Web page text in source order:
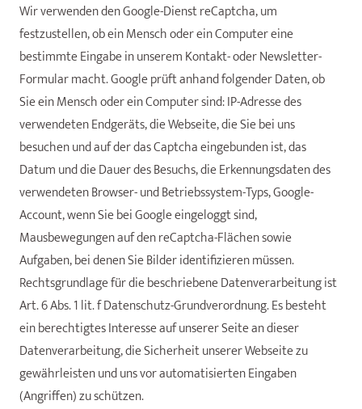
Wir verwenden den Google-Dienst reCaptcha, um
festzustellen, ob ein Mensch oder ein Computer eine
bestimmte Eingabe in unserem Kontakt- oder Newsletter-
Formular macht. Google prüft anhand folgender Daten, ob
Sie ein Mensch oder ein Computer sind: IP-Adresse des
verwendeten Endgeräts, die Webseite, die Sie bei uns
besuchen und auf der das Captcha eingebunden ist, das
Datum und die Dauer des Besuchs, die Erkennungsdaten des
verwendeten Browser- und Betriebssystem-Typs, Google-
Account, wenn Sie bei Google eingeloggt sind,
Mausbewegungen auf den reCaptcha-Flächen sowie
Aufgaben, bei denen Sie Bilder identifizieren müssen.
Rechtsgrundlage für die beschriebene Datenverarbeitung ist
Art. 6 Abs. 1 lit. f Datenschutz-Grundverordnung. Es besteht
ein berechtigtes Interesse auf unserer Seite an dieser
Datenverarbeitung, die Sicherheit unserer Webseite zu
gewährleisten und uns vor automatisierten Eingaben
(Angriffen) zu schützen.